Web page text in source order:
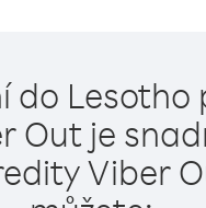
do Lesotho
Out je
Viber